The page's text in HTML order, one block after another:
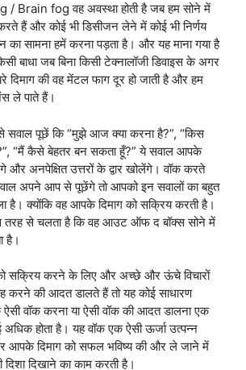
Brain fog वह अवस्था होती है जब हम सोने में
हैं और कोई भी डिसीजन लेने में कोई भी निर्णय
सामना हमें करना पड़ता है। और यह माना गया है
बाधा जब बिना किसी टेक्नालॉजी डिवाइस के अगर
दिमाग की वह मेंटल फाग दूर हो जाती है और हम
ले पाते हैं।
पूछें कि “मुझे आज क्या करना है?”, “किस
“मैं कैसे बेहतर बन सकता हूँ?” ये सवाल आपके
और अनपेक्षित उत्तरों के द्वार खोलेंगे। वॉक करते
अपने आप से पूछेंगे तो आपको इन सवालों का बहुत
है। क्योंकि वह आपके दिमाग को सक्रिय करती है।
तरह से चलता है कि वह आउट ऑफ द बॉक्स सोने में
है।
सक्रिय करने के लिए और अच्छे और ऊंचे विचारों
करने की आदत डालते हैं तो यह कोई साधारण
ऐसी वॉक करना या ऐसी वॉक की आदत डालना एक
अधिक होता है। यह वॉक एक ऐसी ऊर्जा उत्पन्न
आपके दिमाग को सफल भविष्य की और ले जाने में
दिखाने का काम करती है।